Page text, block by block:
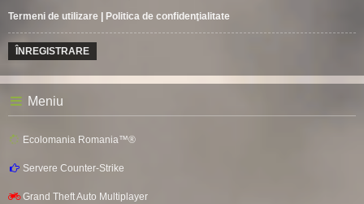
Termeni de utilizare | Politica de confidenţialitate
ÎNREGISTRARE
Meniu
Ecolomania Romania™®
Servere Counter-Strike
Grand Theft Auto Multiplayer